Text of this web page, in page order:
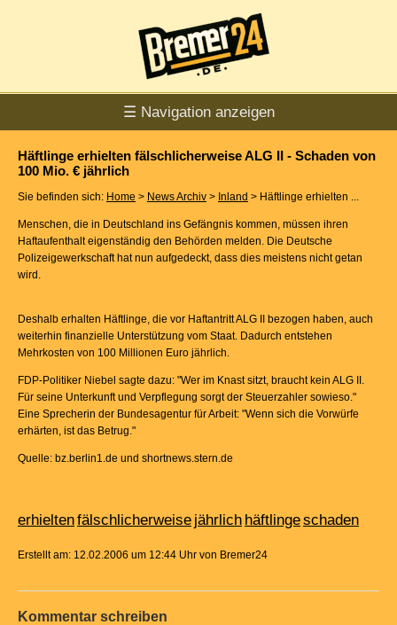
☰ Navigation anzeigen
Häftlinge erhielten fälschlicherweise ALG II - Schaden von
100 Mio. € jährlich
Sie befinden sich: Home > News Archiv > Inland > Häftlinge erhielten ...
Menschen, die in Deutschland ins Gefängnis kommen, müssen ihren
Haftaufenthalt eigenständig den Behörden melden. Die Deutsche
Polizeigewerkschaft hat nun aufgedeckt, dass dies meistens nicht getan
wird.
Deshalb erhalten Häftlinge, die vor Haftantritt ALG II bezogen haben, auch
weiterhin finanzielle Unterstützung vom Staat. Dadurch entstehen
Mehrkosten von 100 Millionen Euro jährlich.
FDP-Politiker Niebel sagte dazu: "Wer im Knast sitzt, braucht kein ALG II.
Für seine Unterkunft und Verpflegung sorgt der Steuerzahler sowieso."
Eine Sprecherin der Bundesagentur für Arbeit: "Wenn sich die Vorwürfe
erhärten, ist das Betrug."
Quelle: bz.berlin1.de und shortnews.stern.de
erhieltenfälschlicherweise jährlich häftlingeschaden
Erstellt am: 12.02.2006 um 12:44 Uhr von Bremer24
Kommentar schreiben